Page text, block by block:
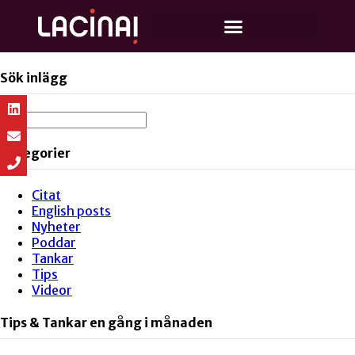
Sök inlägg
Kategorier
Citat
English posts
Nyheter
Poddar
Tankar
Tips
Videor
Tips & Tankar en gång i månaden